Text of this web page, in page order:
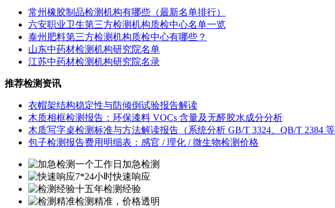
常州橡胶制品检测机构有哪些（最新名单排行）
六安职业卫生第三方检测机构质检中心名单一览
泰州肥料第三方检测机构质检中心有哪些？
山东中药材检测机构研究院名单
江苏中药材检测机构研究院名录
推荐检测资讯
衣帽架结构稳定性与防倾倒试验报告解读
木质相框检测报告：环保漆料 VOCs 含量及无醛胶水成分分析
木质写字桌检测标准与方法解读报告（系统分析 GB/T 3324、QB/T 2384 等
包子检测报告费用明细表：感官 / 理化 / 微生物检测价格
一个工作日加急检测
7*24小时快速响应
十五年检测经验
检测精准，价格透明